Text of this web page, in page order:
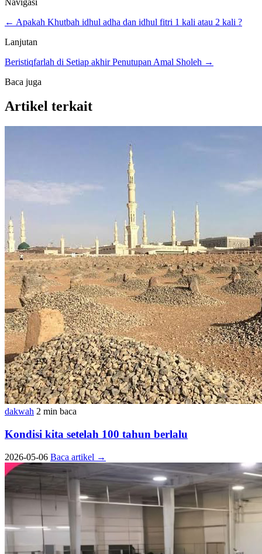
← Apakah Khutbah idhul adha dan idhul fitri 1 kali atau 2 kali ?
Lanjutan
Beristiqfarlah di Setiap akhir Penutupan Amal Sholeh →
Baca juga
Artikel terkait
dakwah 2 min baca
Kondisi kita setelah 100 tahun berlalu
2026-05-06 Baca artikel →